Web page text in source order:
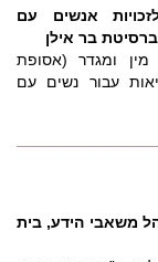
אנשים עם
בר אילן
ומגדר (אסופת
עבור נשים עם
משאבי הידע, בית